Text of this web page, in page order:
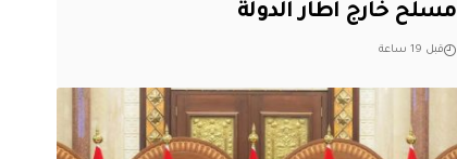
مسلح خارج اطار الدولة
قبل 19 ساعة